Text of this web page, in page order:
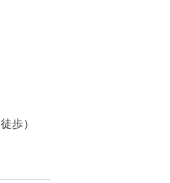
歩）